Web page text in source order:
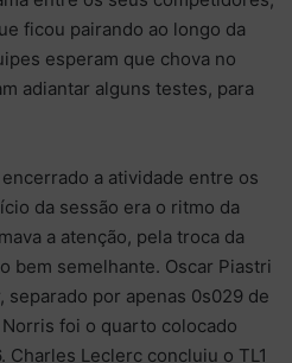
ficou pairando ao longo da
esperam que chova no
adiantar alguns testes, para
a atividade entre os
da sessão era o ritmo da
a atenção, pela troca da
bem semelhante. Oscar Piastri
por apenas 0s029 de
foi o quarto colocado
Charles Leclerc concluiu o TL1